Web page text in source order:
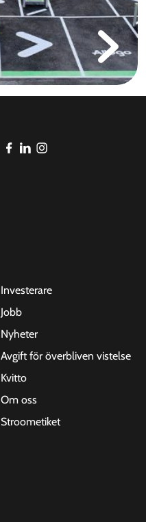
Investerare
Jobb
Nyheter
Avgift för överbliven vistelse
Kvitto
Om oss
Stroometiket